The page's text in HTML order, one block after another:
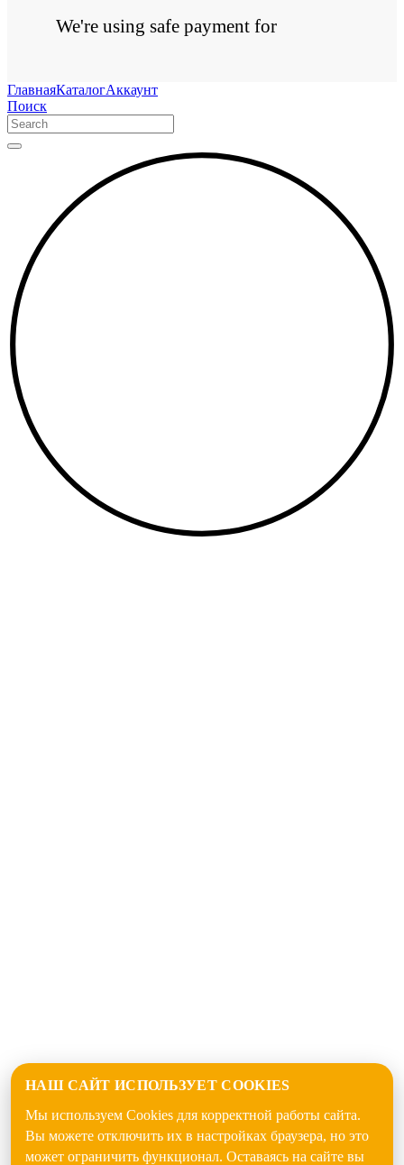
We're using safe payment for
ГлавнаяКаталогАккаунт
Поиск
НАШ САЙТ ИСПОЛЬЗУЕТ COOKIES
Мы используем Cookies для корректной работы сайта.
Вы можете отключить их в настройках браузера, но это
может ограничить функционал. Оставаясь на сайте вы